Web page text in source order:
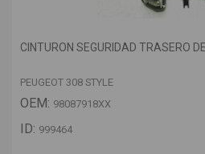
CINTURON SEGURIDAD TRASERO
PEUGEOT 308 STYLE
OEM: 98087918XX
ID: 999464